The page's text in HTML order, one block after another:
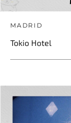
MADRID
Tokio Hotel